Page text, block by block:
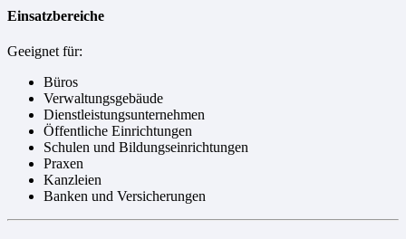
Einsatzbereiche
Geeignet für:
Büros
Verwaltungsgebäude
Dienstleistungsunternehmen
Öffentliche Einrichtungen
Schulen und Bildungseinrichtungen
Praxen
Kanzleien
Banken und Versicherungen